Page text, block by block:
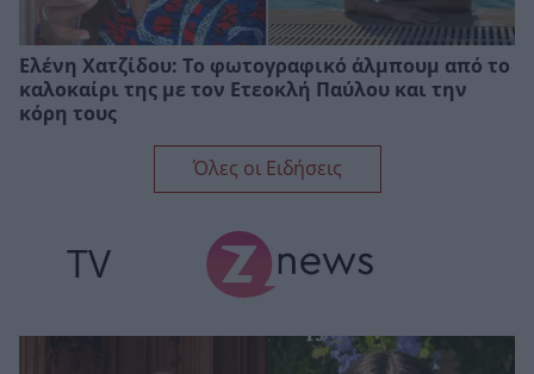
Ελένη Χατζίδου: Το φωτογραφικό άλμπουμ από το
καλοκαίρι της με τον Ετεοκλή Παύλου και την
κόρη τους
Όλες οι Ειδήσεις
TV